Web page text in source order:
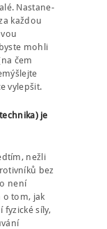
Nastane-
každou
mohli
čem
vylepšit.
je
nežli
bez
není
o tom, jak
síly,